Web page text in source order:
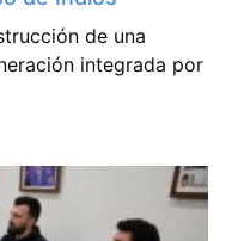
de una
integrada por